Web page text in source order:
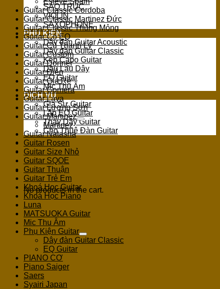
SÁO TRÚC
VIOLIN
SAXOPHONE
PHỤ KIỆN
Dây đàn Guitar Acoustic
Dây đàn Guitar Classic
Kẹp Capo Guitar
Dầu Lau Dây
EQ Guitar
Mic Thu Âm
DỊCH VỤ
Gia Sư Guitar
Lắp EQ Guitar
Thay Dây Guitar
Cho Thuê Đàn Guitar
Cart
No products in the cart.
Guitar Classic Cordoba
Guitar Classic Martinez Đức
Guitar Classic Thùng Mỏng
Guitar Có EQ
Guitar Cũ Thanh Lý
Guitar Custom
Guitar Donner
Guitar Điện
Guitar Giá Rẻ
Guitar Gomera
Guitar Lava
Guitar Lương Sơn
Guitar Martinez
Martinez
Guitar Natasha
Guitar Rosen
Guitar Size Nhỏ
Guitar SQOE
Guitar Thuận
Guitar Trẻ Em
Khoá Học Guitar
Khoá Học Piano
Luna
MATSUOKA Guitar
Mic Thu Âm
Phụ Kiện Guitar
Dây đàn Guitar Classic
EQ Guitar
PIANO CƠ
Piano Saiger
Saers
Syairi Japan